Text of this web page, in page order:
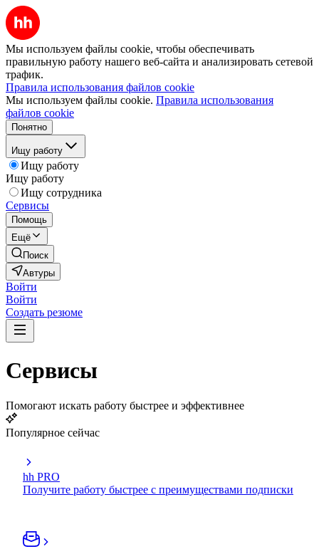
Мы используем файлы cookie, чтобы обеспечивать
правильную работу нашего веб-сайта и анализировать сетевой
трафик.
Правила использования файлов cookie
Мы используем файлы cookie. Правила использования
файлов cookie
Понятно
Ищу работу
Ищу работу
Ищу работу
Ищу сотрудника
Сервисы
Помощь
Ещё
Поиск
Автуры
Войти
Войти
Создать резюме
Сервисы
Помогают искать работу быстрее и эффективнее
Популярное сейчас
hh PRO
Получите работу быстрее с преимуществами подписки